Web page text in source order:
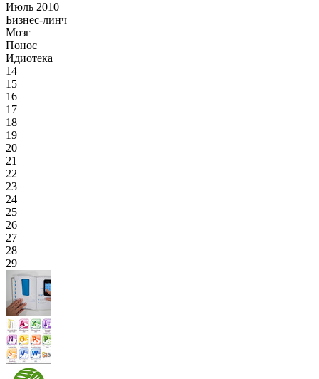
Июль 2010
Бизнес-линч
Мозг
Понос
Идиотека
14
15
16
17
18
19
20
21
22
23
24
25
26
27
28
29